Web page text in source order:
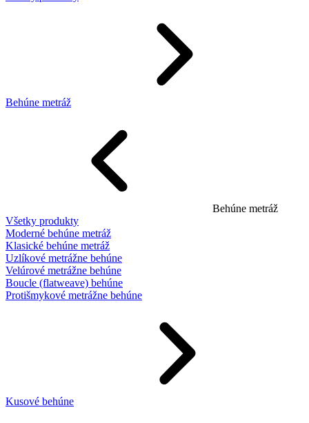
Behúne metráž
Behúne metráž
Všetky produkty
Moderné behúne metráž
Klasické behúne metráž
Uzlíkové metrážne behúne
Velúrové metrážne behúne
Boucle (flatweave) behúne
Protišmykové metrážne behúne
Kusové behúne